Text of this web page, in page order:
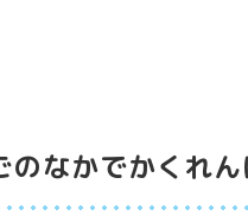
のなかでかくれ